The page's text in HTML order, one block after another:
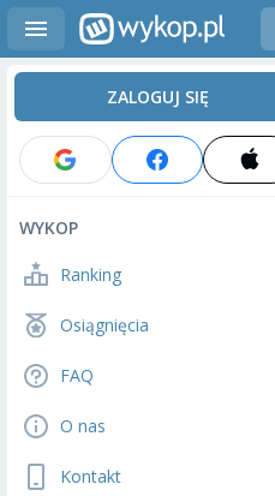
ZALOGUJ SIĘ
WYKOP
Ranking
Osiągnięcia
FAQ
O nas
Kontakt